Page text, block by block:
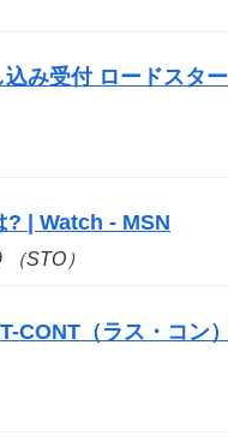
込み受付 ロードスタ
? | Watch - MSN
STO）
CONT（ラス・コ